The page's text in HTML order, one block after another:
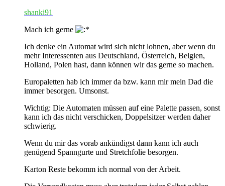
shanki91
Mach ich gerne
Ich denke ein Automat wird sich nicht lohnen, aber wenn du
mehr Interessenten aus Deutschland, Österreich, Belgien,
Holland, Polen hast, dann können wir das gerne so machen.
Europaletten hab ich immer da bzw. kann mir mein Dad die
immer besorgen. Umsonst.
Wichtig: Die Automaten müssen auf eine Palette passen, sonst
kann ich das nicht verschicken, Doppelsitzer werden daher
schwierig.
Wenn du mir das vorab ankündigst dann kann ich auch
genügend Spanngurte und Stretchfolie besorgen.
Karton Reste bekomm ich normal von der Arbeit.